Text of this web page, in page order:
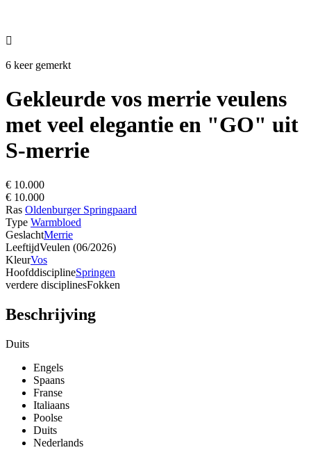

6 keer gemerkt
Gekleurde vos merrie veulens
met veel elegantie en "GO" uit
S-merrie
€ 10.000
€ 10.000
Ras Oldenburger Springpaard
Type Warmbloed
GeslachtMerrie
LeeftijdVeulen (06/2026)
KleurVos
HoofddisciplineSpringen
verdere disciplinesFokken
Beschrijving
Duits
Engels
Spaans
Franse
Italiaans
Poolse
Duits
Nederlands